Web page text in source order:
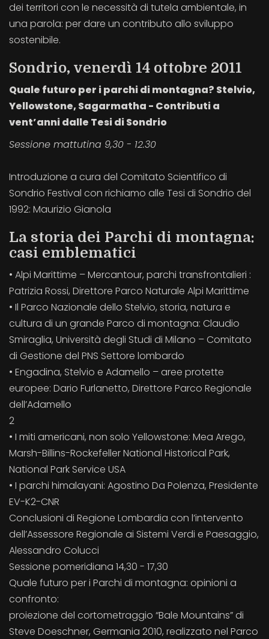
dei territori con le necessità di tutela ambientale, in
una parola: per dare un contributo allo sviluppo
sostenibile.
Sondrio, venerdì 14 ottobre 2011
Quale futuro per i parchi di montagna? Stelvio,
Yellowstone, Sagarmatha - Contributi a
vent’anni dalle Tesi di Sondrio
Sessione mattutina 9,30 - 12.30
Introduzione a cura del Comitato Scientifico di
Sondrio Festival con richiamo alle Tesi di Sondrio del
1992: Maurizio Gianola
La storia dei Parchi di montagna:
casi emblematici
• Alpi Marittime – Mercantour, parchi transfrontalieri :
Patrizia Rossi, Direttore Parco Naturale Alpi Marittime
• Il Parco Nazionale dello Stelvio, storia, natura e
cultura di un grande Parco di montagna: Claudio
Smiraglia, Università degli Studi di Milano – Comitato
di Gestione del PNS Settore lombardo
• Engadina, Stelvio e Adamello – aree protette
europee: Dario Furlanetto, Direttore Parco Regionale
dell’Adamello
2
• I miti americani, non solo Yellowstone: Mea Arego,
Marsh-Billins-Rockefeller National Historical Park,
National Park Service USA
• I parchi himalayani: Agostino Da Polenza, Presidente
EV-K2-CNR
Conclusioni di Regione Lombardia con l’intervento
dell’Assessore Regionale ai Sistemi Verdi e Paesaggio,
Alessandro Colucci
Sessione pomeridiana 14,30 - 17,30
Quale futuro per i Parchi di montagna: opinioni a
confronto:
proiezione del cortometraggio “Bale Mountains” di
Steve Doeschner, Germania 2010, realizzato nel Parco